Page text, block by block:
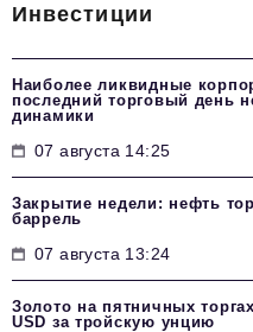
Инвестиции
Наиболее ликвидные
последний торговый день
динамики
07 августа 14:25
Закрытие недели: нефть
баррель
07 августа 13:24
Золото на пятничных
USD за тройскую унцию